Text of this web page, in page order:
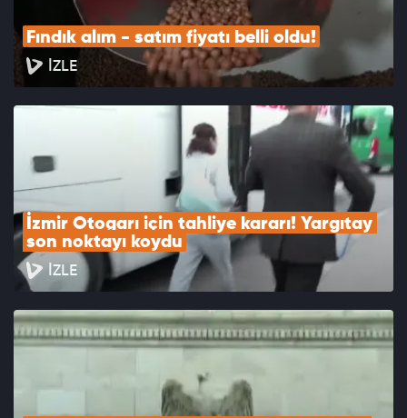
Fındık alım - satım fiyatı belli oldu!
İZLE
İzmir Otogarı için tahliye kararı! Yargıtay
son noktayı koydu
İZLE